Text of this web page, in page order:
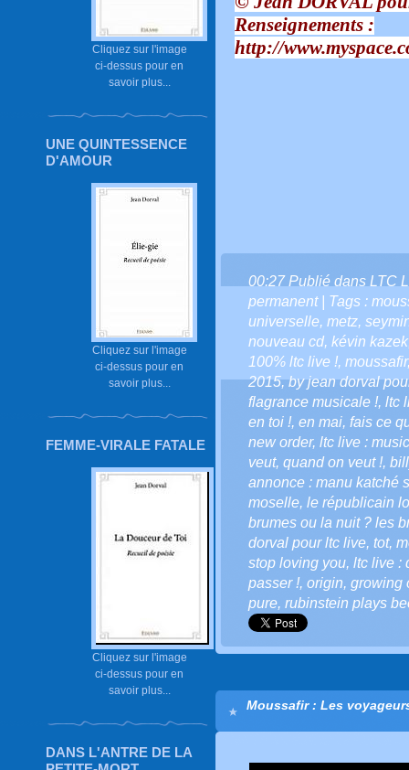
Cliquez sur l'image
ci-dessus pour en
savoir plus...
UNE QUINTESSENCE
D'AMOUR
Cliquez sur l'image
ci-dessus pour en
savoir plus...
FEMME-VIRALE FATALE
Cliquez sur l'image
ci-dessus pour en
savoir plus...
DANS L'ANTRE DE LA
Renseignements :
http://
00:27 Publié dans LTC
permanent| Tags :
universelle, metz,
nouveau cd, kévin kazek
100% ltc live !, moussafir
2015,by jean dorval
flagrance musicale !, ltc
en toi !, en mai, fais ce
new order, ltc live :
veut, quand on veut !,
annonce : manu katché
moselle, le républicain
brumes ou la nuit ? les
dorval pour ltc live, tot,
stop loving you, ltc live :
passer !, origin, growing
pure, rubinstein plays
Moussafir : Les